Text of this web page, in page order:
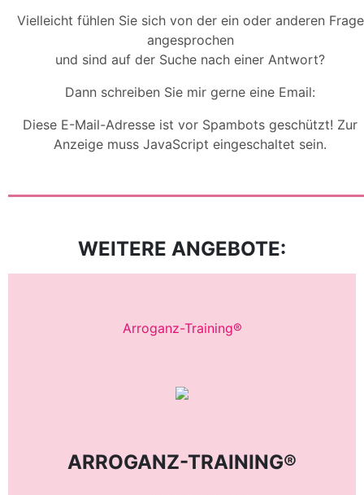
Vielleicht fühlen Sie sich von der ein oder anderen Frage
angesprochen
und sind auf der Suche nach einer Antwort?
Dann schreiben Sie mir gerne eine Email:
Diese E-Mail-Adresse ist vor Spambots geschützt! Zur
Anzeige muss JavaScript eingeschaltet sein.
WEITERE ANGEBOTE:
Arroganz-Training®
ARROGANZ-TRAINING®